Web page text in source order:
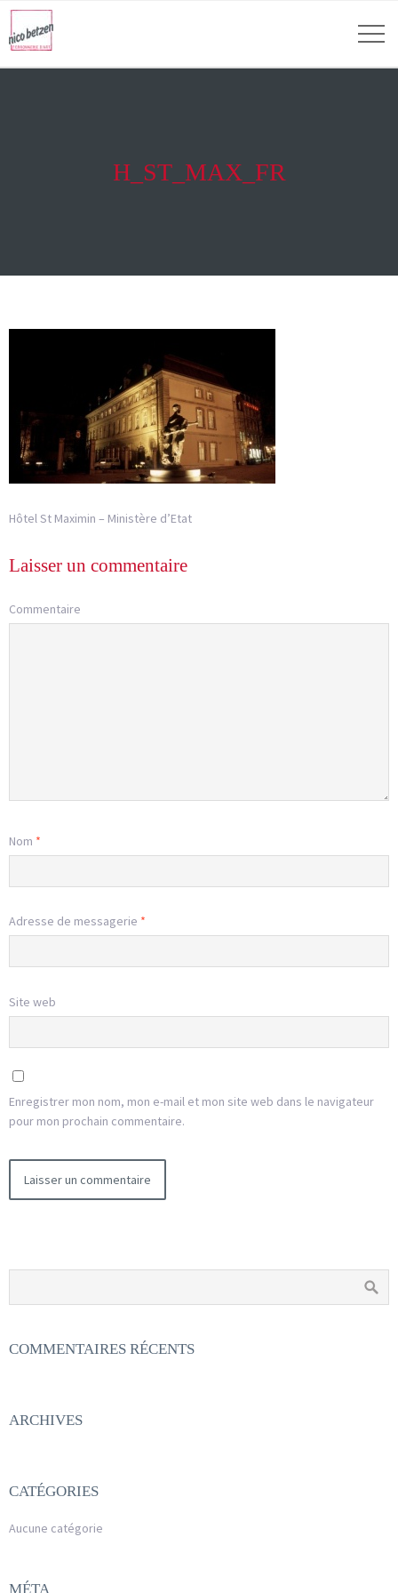
H_ST_MAX_FR
Hôtel St Maximin – Ministère d’Etat
Laisser un commentaire
Commentaire
Nom *
Adresse de messagerie *
Site web
Enregistrer mon nom, mon e-mail et mon site web dans le navigateur
pour mon prochain commentaire.
COMMENTAIRES RÉCENTS
ARCHIVES
CATÉGORIES
Aucune catégorie
MÉTA